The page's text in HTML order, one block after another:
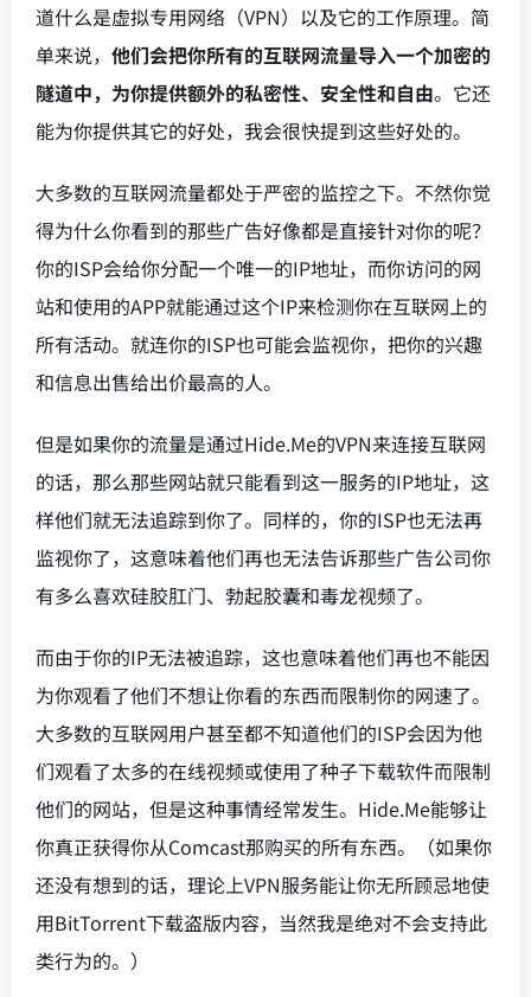
道什么是虚拟专用网络（VPN）以及它的工作原理。简
单来说， 他们会把你所有的互联网流量导入一个加密的
隧道中，为你提供额外的私密性、安全性和自由。它还
能为你提供其它的好处，我会很快提到这些好处的。
大多数的互联网流量都处于严密的监控之下。不然你觉
得为什么你看到的那些广告好像都是直接针对你的呢？
你的ISP会给你分配一个唯一的IP地址，而你访问的网
站和使用的APP就能通过这个IP来检测你在互联网上的
所有活动。就连你的ISP也可能会监视你，把你的兴趣
和信息出售给出价最高的人。
但是如果你的流量是通过Hide.Me的VPN来连接互联网
的话，那么那些网站就只能看到这一服务的IP地址，这
样他们就无法追踪到你了。同样的，你的ISP也无法再
监视你了，这意味着他们再也无法告诉那些广告公司你
有多么喜欢硅胶肛门、勃起胶囊和毒龙视频了。
而由于你的IP无法被追踪，这也意味着他们再也不能因
为你观看了他们不想让你看的东西而限制你的网速了。
大多数的互联网用户甚至都不知道他们的ISP会因为他
们观看了太多的在线视频或使用了种子下载软件而限制
他们的网站，但是这种事情经常发生。Hide.Me能够让
你真正获得你从Comcast那购买的所有东西。（如果你
还没有想到的话，理论上VPN服务能让你无所顾忌地使
用BitTorrent下载盗版内容，当然我是绝对不会支持此
类行为的。）